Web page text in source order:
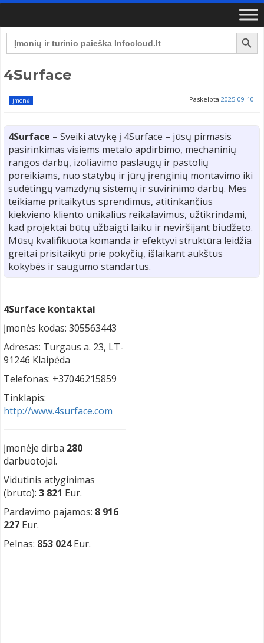
Search
for:
Search Button
4Surface
Įmonė Paskelbta 2025-09-10
4Surface – Sveiki atvykę į 4Surface – jūsų pirmasis
pasirinkimas visiems metalo apdirbimo, mechaninių
rangos darbų, izoliavimo paslaugų ir pastolių
poreikiams, nuo statybų ir jūrų įrenginių montavimo iki
sudėtingų vamzdynų sistemų ir suvirinimo darbų. Mes
teikiame pritaikytus sprendimus, atitinkančius
kiekvieno kliento unikalius reikalavimus, užtikrindami,
kad projektai būtų užbaigti laiku ir neviršijant biudžeto.
Mūsų kvalifikuota komanda ir efektyvi struktūra leidžia
greitai prisitaikyti prie pokyčių, išlaikant aukštus
kokybės ir saugumo standartus.
4Surface kontaktai
Įmonės kodas: 305563443
Adresas: Turgaus a. 23, LT-
91246 Klaipėda
Telefonas: +37046215859
Tinklapis:
http://www.4surface.com
Įmonėje dirba 280
darbuotojai.
Vidutinis atlyginimas
(bruto): 3 821 Eur.
Pardavimo pajamos: 8 916
227 Eur.
Pelnas: 853 024Eur.